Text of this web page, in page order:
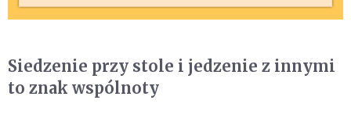
Siedzenie przy stole i jedzenie z innymi
to znak wspólnoty